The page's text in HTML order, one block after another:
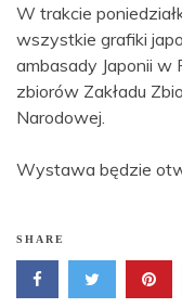
W trakcie
wszystkie grafiki
ambasady Japonii w
zbiorów Zakładu
Narodowej.
Wystawa będzie
SHARE